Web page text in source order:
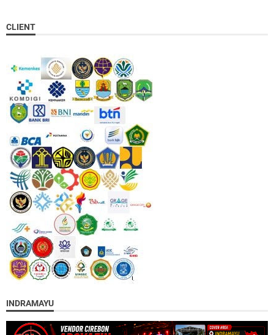
CLIENT
INDRAMAYU